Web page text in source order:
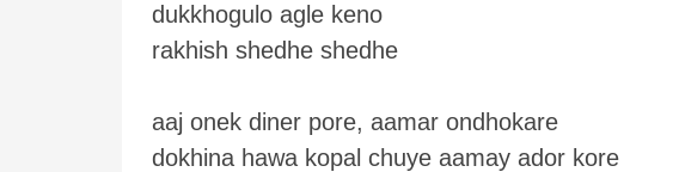
dukkhogulo agle keno
rakhish shedhe shedhe
aaj onek diner pore, aamar ondhokare
dokhina hawa kopal chuye aamay ador kore